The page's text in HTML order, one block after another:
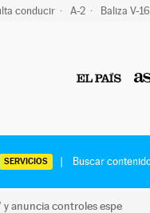
conducir A-2 Baliza V-16
SERVICIOS
y anuncia controles espe